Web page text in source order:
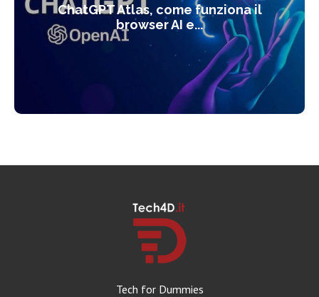
ChatGPT Atlas, come funziona il
browser AI e...
Tech for Dummies